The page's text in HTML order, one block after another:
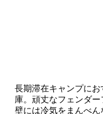
長期滞在キャンプに
庫。頑丈なフェンダ
壁には冷気をまんべ